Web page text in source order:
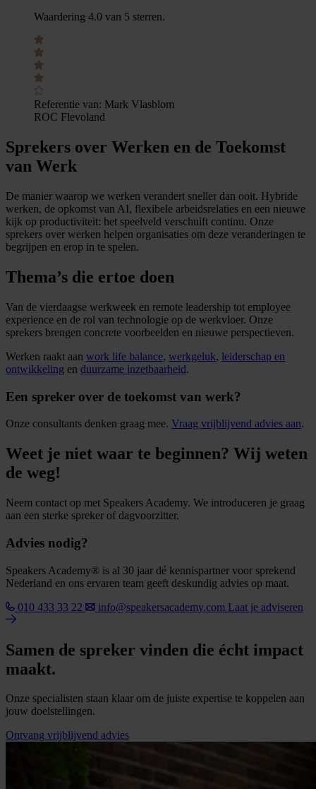
Waardering 4.0 van 5 sterren.
Referentie van: Mark Vlasblom
ROC Flevoland
Sprekers over Werken en de Toekomst
van Werk
De manier waarop we werken verandert sneller dan ooit. Hybride
werken, de opkomst van AI, flexibele arbeidsrelaties en een nieuwe
kijk op productiviteit: het speelveld verschuift continu. Onze
sprekers over werken helpen organisaties om deze veranderingen te
begrijpen en erop in te spelen.
Thema’s die ertoe doen
Van de vierdaagse werkweek en remote leadership tot employee
experience en de rol van technologie op de werkvloer. Onze
sprekers brengen concrete voorbeelden en nieuwe perspectieven.
Werken raakt aan work life balance, werkgeluk, leiderschap en
ontwikkeling en duurzame inzetbaarheid.
Een spreker over de toekomst van werk?
Onze consultants denken graag mee. Vraag vrijblijvend advies aan.
Weet je niet waar te beginnen? Wij weten
de weg!
Neem contact op met Speakers Academy. We introduceren je graag
aan een sterke spreker of dagvoorzitter.
Advies nodig?
Speakers Academy® is al 30 jaar dé kennispartner voor sprekend
Nederland en ons ervaren team geeft deskundig advies op maat.
010 433 33 22
info@speakersacademy.com Laat je adviseren
Samen de spreker vinden die écht impact
maakt.
Onze specialisten staan klaar om de juiste expertise te koppelen aan
jouw doelstellingen.
Ontvang vrijblijvend advies